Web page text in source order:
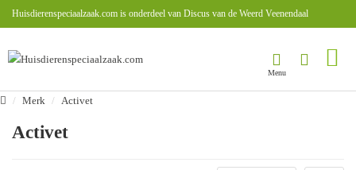
Huisdierenspeciaalzaak.com is onderdeel van Discus van de Weerd Veenendaal
Merk Activet
Activet